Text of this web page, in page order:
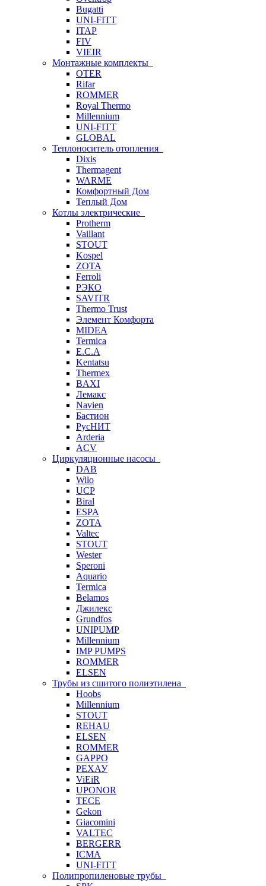
Bugatti
UNI-FITT
ITAP
FIV
VIEIR
Монтажные комплекты
OTER
Rifar
ROMMER
Royal Thermo
Millennium
UNI-FITT
GLOBAL
Теплоноситель отопления
Dixis
Thermagent
WARME
Комфортный Дом
Теплый Дом
Котлы электрические
Protherm
Vaillant
STOUT
Kospel
ZOTA
Ferroli
РЭКО
SAVITR
Thermo Trust
Элемент Комфорта
MIDEA
Termica
E.C.A
Kentatsu
Thermex
BAXI
Лемакс
Navien
Бастион
РусНИТ
Arderia
ACV
Циркуляционные насосы
DAB
Wilo
UCP
Biral
ESPA
ZOTA
Valtec
STOUT
Wester
Speroni
Aquario
Termica
Belamos
Джилекс
Grundfos
UNIPUMP
Millennium
IMP PUMPS
ROMMER
ELSEN
Трубы из сшитого полиэтилена
Hoobs
Millennium
STOUT
REHAU
ELSEN
ROMMER
GAPPO
РЕХАУ
ViEiR
UPONOR
TECE
Gekon
Giacomini
VALTEC
BERGERR
ICMA
UNI-FITT
Полипропиленовые трубы